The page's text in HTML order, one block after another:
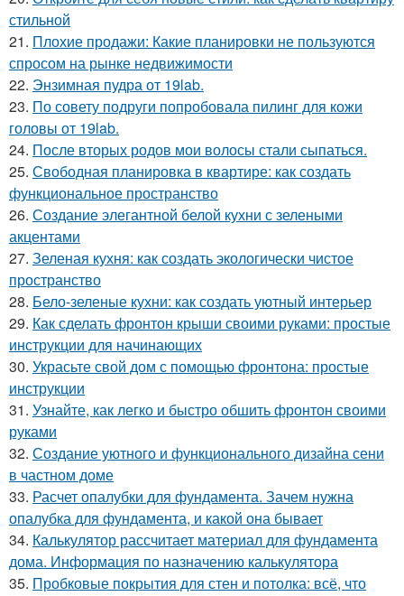
стильной
21. Плохие продажи: Какие планировки не пользуются
спросом на рынке недвижимости
22. Энзимная пудра от 19lab.
23. По совету подруги попробовала пилинг для кожи
головы от 19lab.
24. После вторых родов мои волосы стали сыпаться.
25. Свободная планировка в квартире: как создать
функциональное пространство
26. Создание элегантной белой кухни с зелеными
акцентами
27. Зеленая кухня: как создать экологически чистое
пространство
28. Бело-зеленые кухни: как создать уютный интерьер
29. Как сделать фронтон крыши своими руками: простые
инструкции для начинающих
30. Украсьте свой дом с помощью фронтона: простые
инструкции
31. Узнайте, как легко и быстро обшить фронтон своими
руками
32. Создание уютного и функционального дизайна сени
в частном доме
33. Расчет опалубки для фундамента. Зачем нужна
опалубка для фундамента, и какой она бывает
34. Калькулятор рассчитает материал для фундамента
дома. Информация по назначению калькулятора
35. Пробковые покрытия для стен и потолка: всё, что